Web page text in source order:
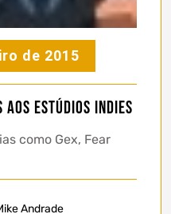
de 2015
aos estúdios Indies
como Gex, Fear
Andrade